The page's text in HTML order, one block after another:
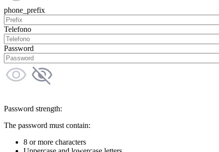
phone_prefix
Telefono
Password
Password strength:
The password must contain:
8 or more characters